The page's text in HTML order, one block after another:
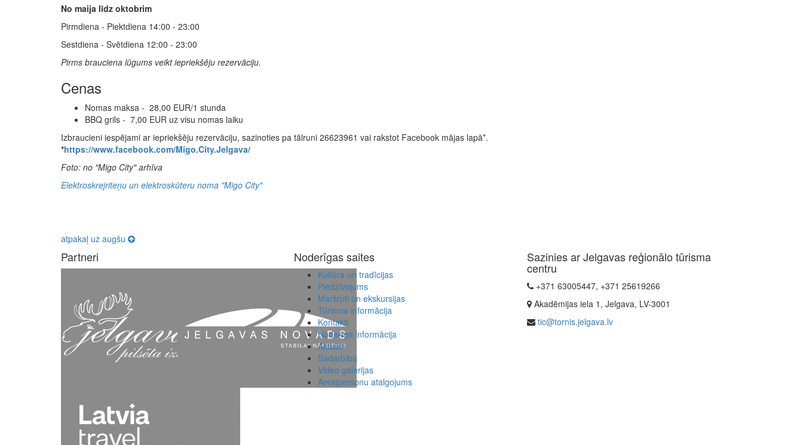
No maija līdz oktobrim
Pirmdiena - Piektdiena 14:00 - 23:00
Sestdiena - Svētdiena 12:00 - 23:00
Pirms brauciena lūgums veikt iepriekšēju rezervāciju.
Cenas
Nomas maksa - 28,00 EUR/1 stunda
BBQ grils - 7,00 EUR uz visu nomas laiku
Izbraucieni iespējami ar iepriekšēju rezervāciju, sazinoties pa tālruni 26623961 vai rakstot Facebook mājas lapā*.
*https://www.facebook.com/Migo.City.Jelgava/
Foto: no "Migo City" arhīva
Elektroskrejriteņu un elektroskūteru noma "Migo City"
atpakaļ uz augšu
Partneri Noderīgas saites
Kultūra un tradīcijas
Piedzīvojums
Maršruti un ekskursijas
Tūrisma informācija
Kontakti
Noderīga informācija
Aktuāli
Sadarbība
Video galerijas
Amatpersonu atalgojums
Sazinies ar Jelgavas reģionālo tūrisma
centru
+371 63005447, +371 25619266
Akadēmijas iela 1, Jelgava, LV-3001
tic@tornis.jelgava.lv